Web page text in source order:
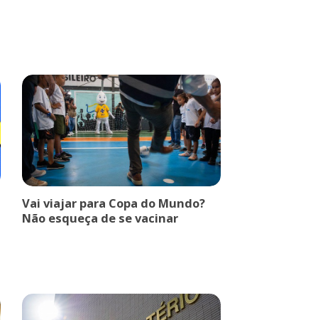
Vai viajar para Copa do Mundo?
Não esqueça de se vacinar